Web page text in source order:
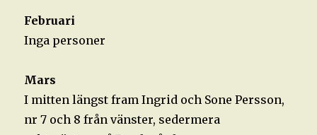
Februari
Inga personer
Mars
I mitten längst fram Ingrid och Sone Persson,
nr 7 och 8 från vänster, sedermera